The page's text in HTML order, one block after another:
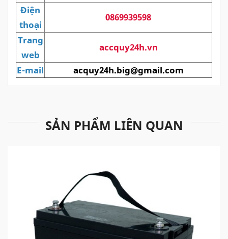
Điện
thoại
0869939598
Trang
web
accquy24h.vn
E-mail
acquy24h.big@gmail.com
SẢN PHẨM LIÊN QUAN